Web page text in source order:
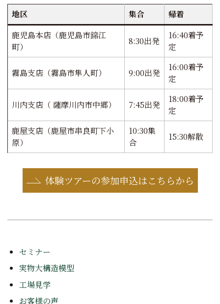
地区 集合
帰着
鹿児島本店（鹿児島市錦江
町）
8:30出発
16:40着予
定
霧島支店（霧島市隼人町） 9:00出発
16:00着予
定
川内支店（ 薩摩川内市中郷） 7:45出発
18:00着予
定
鹿屋支店（鹿屋市串良町下小
原）
10:30集
合
15:30解散
体験ツアーの参加申込はこちらから
セミナー
実物大構造模型
工場見学
お客様の声